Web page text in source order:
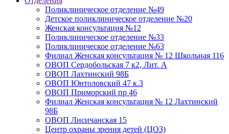
Поликлиническое отделение №49
Детское поликлиническое отделение №20
Женская консультация №12
Поликлиническое отделение №33
Поликлиническое отделение №63
Page
Филиал Женская консультация № 12 Школьная 116
ОВОП Сердобольская 7 к2, Лит. А
ОВОП Лахтинский 98Б
ОВОП Юнтоловский 47 к.3
ОВОП Приморский пр 46
Филиал Женская консультация № 12 Лахтинский
98Б
ОВОП Лисичанская 15
Центр охраны зрения детей (ЦОЗ)